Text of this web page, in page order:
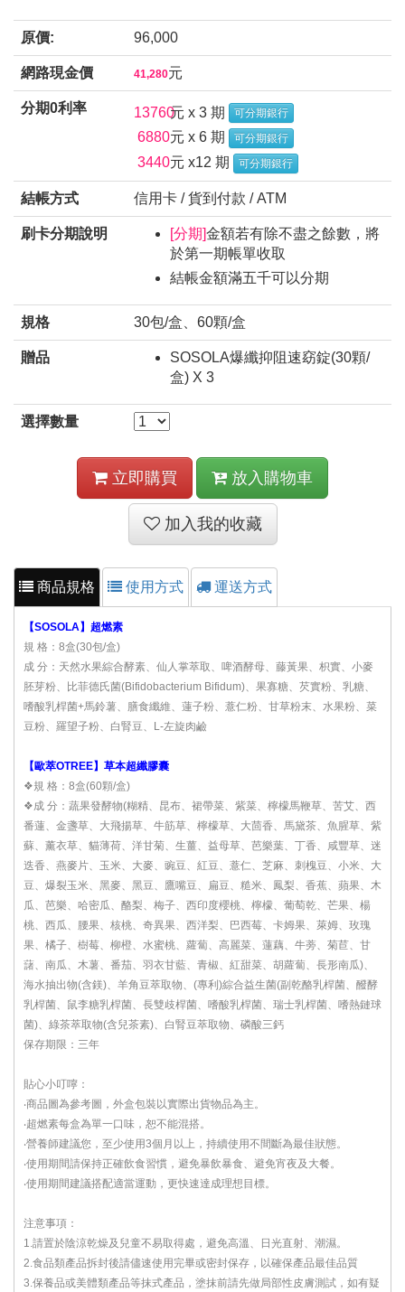
原價: 96,000
網路現金價 41,280元
分期0利率 13760元 x 3 期 可分期銀行
6880元 x 6 期 可分期銀行
3440元 x12 期 可分期銀行
結帳方式 信用卡 / 貨到付款 / ATM
刷卡分期說明 [分期]金額若有除不盡之餘數，將
於第一期帳單收取
結帳金額滿五千可以分期
規格 30包/盒、60顆/盒
贈品
SOSOLA爆纖抑阻速窈錠(30顆/
盒) X 3
選擇數量
立即購買 放入購物車
加入我的收藏
商品規格 使用方式 運送方式
【SOSOLA】超燃素
規 格：8盒(30包/盒)
成 分：天然水果綜合酵素、仙人掌萃取、啤酒酵母、藤黃果、枳實、小麥
胚芽粉、比菲德氏菌(Bifidobacterium Bifidum)、果寡糖、芡實粉、乳糖、
嗜酸乳桿菌+馬鈴薯、膳食纖維、蓮子粉、薏仁粉、甘草粉末、水果粉、菜
豆粉、羅望子粉、白腎豆、L-左旋肉鹼
【歐萃OTREE】草本超纖膠囊
❖規 格：8盒(60顆/盒)
❖成 分：蔬果發酵物(糊精、昆布、裙帶菜、紫菜、檸檬馬鞭草、苦艾、西
番蓮、金盞草、大飛揚草、牛筋草、檸檬草、大茴香、馬黛茶、魚腥草、紫
蘇、薰衣草、貓薄荷、洋甘菊、生薑、益母草、芭樂葉、丁香、咸豐草、迷
迭香、燕麥片、玉米、大麥、豌豆、紅豆、薏仁、芝麻、刺槐豆、小米、大
豆、爆裂玉米、黑麥、黑豆、鷹嘴豆、扁豆、糙米、鳳梨、香蕉、蘋果、木
瓜、芭樂、哈密瓜、酪梨、梅子、西印度櫻桃、檸檬、葡萄乾、芒果、楊
桃、西瓜、腰果、核桃、奇異果、西洋梨、巴西莓、卡姆果、萊姆、玫瑰
果、橘子、樹莓、柳橙、水蜜桃、蘿蔔、高麗菜、蓮藕、牛蒡、菊苣、甘
藷、南瓜、木薯、番茄、羽衣甘藍、青椒、紅甜菜、胡蘿蔔、長形南瓜)、
海水抽出物(含鎂)、羊角豆萃取物、(專利)綜合益生菌(副乾酪乳桿菌、醱酵
乳桿菌、鼠李糖乳桿菌、長雙歧桿菌、嗜酸乳桿菌、瑞士乳桿菌、嗜熱鏈球
菌)、綠茶萃取物(含兒茶素)、白腎豆萃取物、磷酸三鈣
保存期限：三年
貼心小叮嚀：
‧商品圖為參考圖，外盒包裝以實際出貨物品為主。
‧超燃素每盒為單一口味，恕不能混搭。
‧營養師建議您，至少使用3個月以上，持續使用不間斷為最佳狀態。
‧使用期間請保持正確飲食習慣，避免暴飲暴食、避免宵夜及大餐。
‧使用期間建議搭配適當運動，更快速達成理想目標。
注意事項：
1.請置於陰涼乾燥及兒童不易取得處，避免高溫、日光直射、潮濕。
2.食品類產品拆封後請儘速使用完畢或密封保存，以確保產品最佳品質
3.保養品或美體類產品等抹式產品，塗抹前請先做局部性皮膚測試，如有疑